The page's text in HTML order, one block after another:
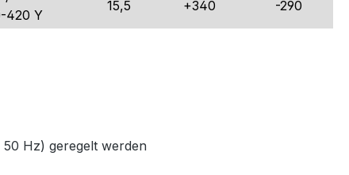
420 Y
15,5 +340 -290
Hz) geregelt werden